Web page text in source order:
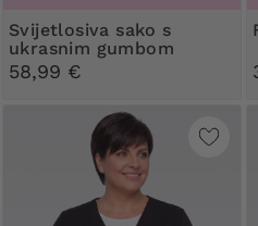
Svijetlosiva sako s
ukrasnim gumbom
58,99 €